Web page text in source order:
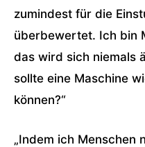
zumindest für die
überbewertet. Ich bin
das wird sich niemals
sollte eine Maschine
können?“
„Indem ich Menschen